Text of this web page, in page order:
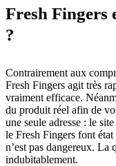
Fresh Fingers
?
Contrairement aux
Fresh Fingers agit très
vraiment efficace.
du produit réel afin de
une seule adresse : le
le Fresh Fingers font
n’est pas dangereux. La
indubitablement.